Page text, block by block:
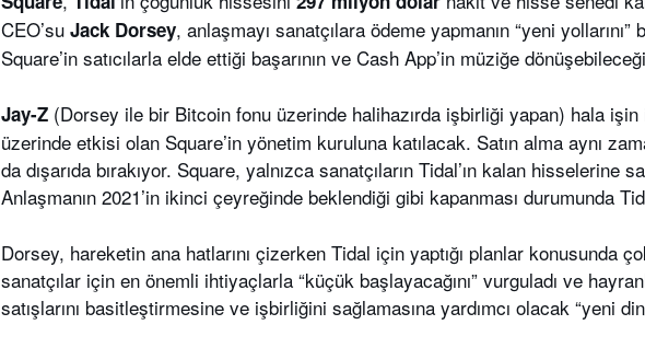
CEO’su Jack Dorsey, anlaşmayı sanatçılara ödeme yapmanın “yeni
Square’in satıcılarla elde ettiği başarının ve Cash App’in müziğe
Jay-Z (Dorsey ile bir Bitcoin fonu üzerinde halihazırda işbirliği yapan) hala
üzerinde etkisi olan Square’in yönetim kuruluna katılacak. Satın alma aynı
da dışarıda bırakıyor. Square, yalnızca sanatçıların Tidal’ın kalan hisselerine
Anlaşmanın 2021’in ikinci çeyreğinde beklendiği gibi kapanması durumunda
Dorsey, hareketin ana hatlarını çizerken Tidal için yaptığı planlar konusunda
sanatçılar için en önemli ihtiyaçlarla “küçük başlayacağını” vurguladı ve
satışlarını basitleştirmesine ve işbirliğini sağlamasına yardımcı olacak “yeni